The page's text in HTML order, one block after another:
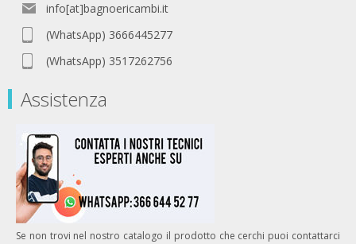
info[at]bagnoericambi.it
(WhatsApp) 3666445277
(WhatsApp) 3517262756
Assistenza
Se non trovi nel nostro catalogo il prodotto che cerchi puoi contattarci